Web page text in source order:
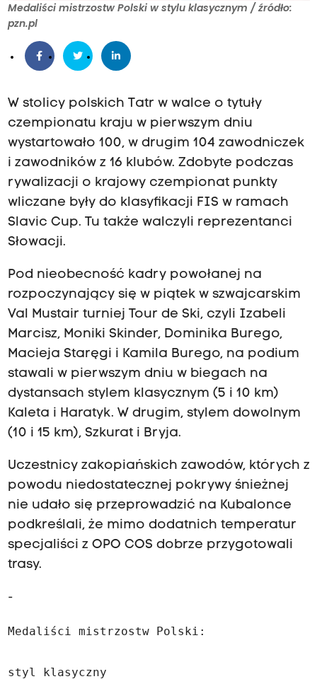
Medaliści mistrzostw Polski w stylu klasycznym / źródło:
pzn.pl
W stolicy polskich Tatr w walce o tytuły
czempionatu kraju w pierwszym dniu
wystartowało 100, w drugim 104 zawodniczek
i zawodników z 16 klubów. Zdobyte podczas
rywalizacji o krajowy czempionat punkty
wliczane były do klasyfikacji FIS w ramach
Slavic Cup. Tu także walczyli reprezentanci
Słowacji.
Pod nieobecność kadry powołanej na
rozpoczynający się w piątek w szwajcarskim
Val Mustair turniej Tour de Ski, czyli Izabeli
Marcisz, Moniki Skinder, Dominika Burego,
Macieja Staręgi i Kamila Burego, na podium
stawali w pierwszym dniu w biegach na
dystansach stylem klasycznym (5 i 10 km)
Kaleta i Haratyk. W drugim, stylem dowolnym
(10 i 15 km), Szkurat i Bryja.
Uczestnicy zakopiańskich zawodów, których z
powodu niedostatecznej pokrywy śnieżnej
nie udało się przeprowadzić na Kubalonce
podkreślali, że mimo dodatnich temperatur
specjaliści z OPO COS dobrze przygotowali
trasy.
-
Medaliści mistrzostw Polski:
styl klasyczny